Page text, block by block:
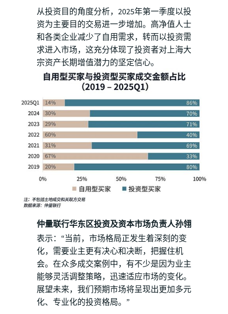
从投资目的角度分析，2025年第一季度以投
资为主要目的交易进一步增加。高净值人士
和各类企业减少了自用需求，转而以投资需
求进入市场，这充分体现了投资者对上海大
宗资产长期增值潜力的坚定信心。
仲量联行华东区投资及资本市场负责人孙翎
表示：“当前，市场格局正发生着深刻的变
化，需要业主更有决心和决断，把握住机
会。在众多成交案例中，有不少是因为业主
能够灵活调整策略，迅速适应市场的变化。
展望未来，我们预期市场将呈现出更加多元
化、专业化的投资格局。”